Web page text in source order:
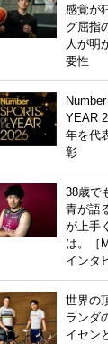
感覚が
グ屈指
人が明
要性
YEAR
年を代
彰
38歳で
青が語
が上手
は。［
インタ
世界の
ランダ
イセン